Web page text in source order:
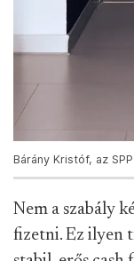
Bárány Kristóf, az
Nem a szabály
fizetni. Ez ilyen